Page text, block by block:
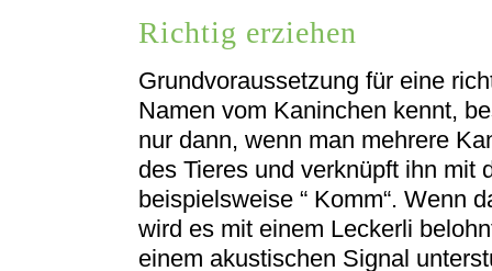
Richtig erziehen
Grundvoraussetzung für eine
Namen vom Kaninchen kennt,
nur dann, wenn man mehrere
des Tieres und verknüpft ihn mit
beispielsweise “ Komm“. Wenn
wird es mit einem Leckerli
einem akustischen Signal